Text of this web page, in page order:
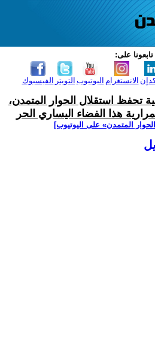
تابعونا على:
الفيسبوك التويتر اليوتيوب الانستغرام
تحفظ استقلال الحوار المتمدن،
هذا الفضاء اليساري الحر
المتمدن» على اليوتيوب]